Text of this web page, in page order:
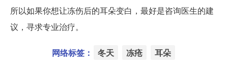
所以如果你想让冻伤后的耳朵变白，最好是咨询医生的建
议，寻求专业治疗。
网络标签： 冬天 冻疮 耳朵